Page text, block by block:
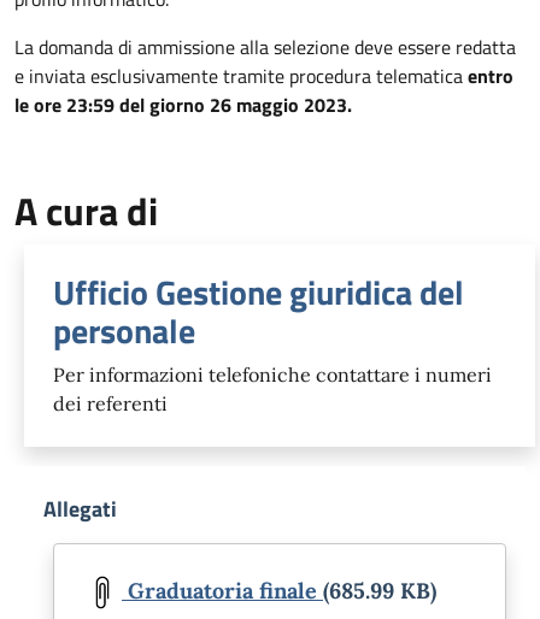
La domanda di ammissione alla selezione deve essere redatta
e inviata esclusivamente tramite procedura telematicaentro
le ore 23:59 del giorno 26 maggio 2023.
A cura di
Ufficio Gestione giuridica del
personale
Per informazioni telefoniche contattare i numeri
dei referenti
Allegati
Graduatoria finale (685.99 KB)